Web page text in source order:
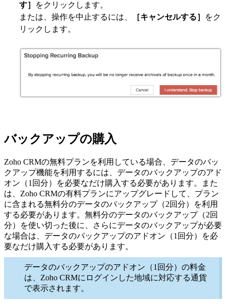
す］
をクリックします。
または、操作を中止するには、
［キャンセルする］
をク
リックします。
バックアップの購入
Zoho CRMの無料プランを利用している場合、データのバッ
クアップ機能を利用するには、データのバックアップのアド
オン（1回分）を必要なだけ購入する必要があります。また
は、Zoho CRMの有料プランにアップグレードして、プラン
に含まれる無料分のデータのバックアップ（2回分）を利用
する必要があります。無料分のデータのバックアップ（2回
分）を使い切った後に、さらにデータのバックアップが必要
な場合は、データのバックアップのアドオン（1回分）を必
要なだけ購入する必要があります。
データのバックアップのアドオン（1回分）の料金
は、Zoho CRMにログインした地域に対応する通貨
で表示されます。